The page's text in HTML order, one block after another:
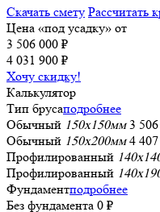
Скачать смету Рассчитать
Цена «под усадку» от
3 506 000 ₽
4 031 900 ₽
Хочу скидку!
Калькулятор
Тип брусаподробнее
Обычный 150x150мм 3
Обычный 150x200мм 4
Профилированный
Профилированный
Фундаментподробнее
Без фундамента 0 ₽